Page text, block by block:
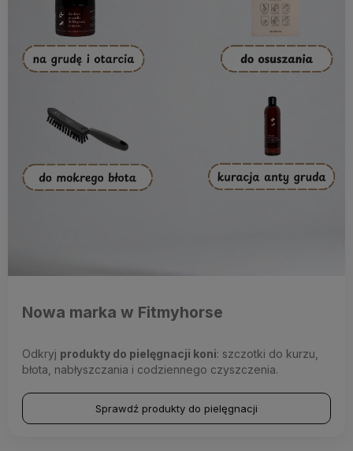
Nowa marka w Fitmyhorse
Odkryj produkty do pielęgnacji koni: szczotki do kurzu,
błota, nabłyszczania i codziennego czyszczenia.
Sprawdź produkty do pielęgnacji
Szukasz: lullalove szczotki,szczotki do pielęgnacji koni